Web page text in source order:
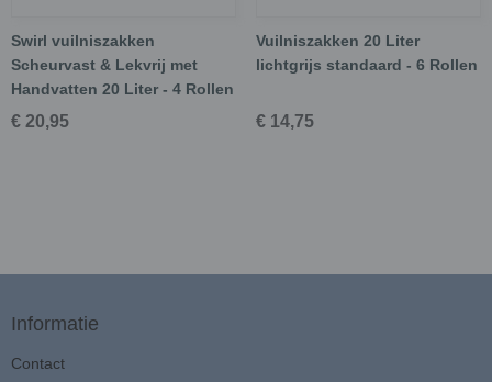
Swirl vuilniszakken
Scheurvast & Lekvrij met
Handvatten 20 Liter - 4 Rollen
€ 20,95
Vuilniszakken 20 Liter
lichtgrijs standaard - 6 Rollen
€ 14,75
Informatie
Contact